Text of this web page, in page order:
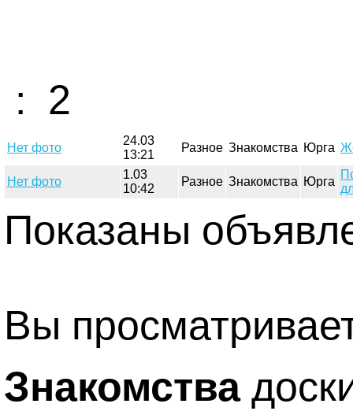
: 2
Нет фото
24.03
13:21
Разное Знакомства Юрга
Нет фото
1.03
10:42
Разное Знакомства Юрга
Показаны
Вы
Знакомства